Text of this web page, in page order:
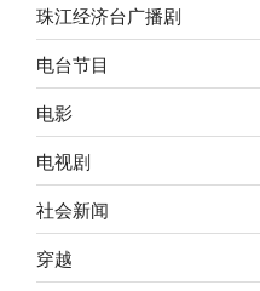
珠江经济台广播剧
电台节目
电影
电视剧
社会新闻
穿越